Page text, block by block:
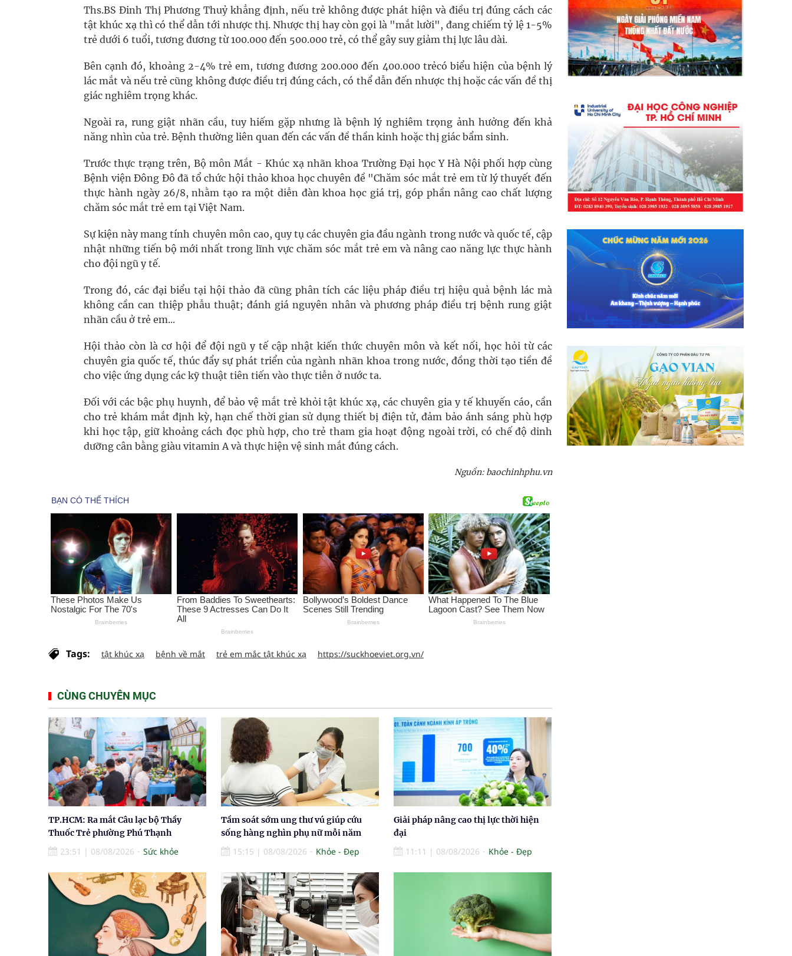
Ths.BS Đinh Thị Phương Thuỷ khẳng định, nếu trẻ không được phát hiện và điều trị đúng cách các
tật khúc xạ thì có thể dẫn tới nhược thị. Nhược thị hay còn gọi là "mắt lười", đang chiếm tỷ lệ 1-5%
trẻ dưới 6 tuổi, tương đương từ 100.000 đến 500.000 trẻ, có thể gây suy giảm thị lực lâu dài.
Bên cạnh đó, khoảng 2-4% trẻ em, tương đương 200.000 đến 400.000 trẻcó biểu hiện của bệnh lý
lác mắt và nếu trẻ cũng không được điều trị đúng cách, có thể dẫn đến nhược thị hoặc các vấn đề thị
giác nghiêm trọng khác.
Ngoài ra, rung giật nhãn cầu, tuy hiếm gặp nhưng là bệnh lý nghiêm trọng ảnh hưởng đến khả
năng nhìn của trẻ. Bệnh thường liên quan đến các vấn đề thần kinh hoặc thị giác bẩm sinh.
Trước thực trạng trên, Bộ môn Mắt - Khúc xạ nhãn khoa Trường Đại học Y Hà Nội phối hợp cùng
Bệnh viện Đông Đô đã tổ chức hội thảo khoa học chuyên đề "Chăm sóc mắt trẻ em từ lý thuyết đến
thực hành ngày 26/8, nhằm tạo ra một diễn đàn khoa học giá trị, góp phần nâng cao chất lượng
chăm sóc mắt trẻ em tại Việt Nam.
Sự kiện này mang tính chuyên môn cao, quy tụ các chuyên gia đầu ngành trong nước và quốc tế, cập
nhật những tiến bộ mới nhất trong lĩnh vực chăm sóc mắt trẻ em và nâng cao năng lực thực hành
cho đội ngũ y tế.
Trong đó, các đại biểu tại hội thảo đã cũng phân tích các liệu pháp điều trị hiệu quả bệnh lác mà
không cần can thiệp phẫu thuật; đánh giá nguyên nhân và phương pháp điều trị bệnh rung giật
nhãn cầu ở trẻ em...
Hội thảo còn là cơ hội để đội ngũ y tế cập nhật kiến thức chuyên môn và kết nối, học hỏi từ các
chuyên gia quốc tế, thúc đẩy sự phát triển của ngành nhãn khoa trong nước, đồng thời tạo tiền đề
cho việc ứng dụng các kỹ thuật tiên tiến vào thực tiễn ở nước ta.
Đối với các bậc phụ huynh, để bảo vệ mắt trẻ khỏi tật khúc xạ, các chuyên gia y tế khuyến cáo, cần
cho trẻ khám mắt định kỳ, hạn chế thời gian sử dụng thiết bị điện tử, đảm bảo ánh sáng phù hợp
khi học tập, giữ khoảng cách đọc phù hợp, cho trẻ tham gia hoạt động ngoài trời, có chế độ dinh
dưỡng cân bằng giàu vitamin A và thực hiện vệ sinh mắt đúng cách.
Nguồn: baochinhphu.vn
Tags: tật khúc xạ bệnh về mắt trẻ em mắc tật khúc xạ https://suckhoeviet.org.vn/
CÙNG CHUYÊN MỤC
TP.HCM: Ra mắt Câu lạc bộ Thầy
Thuốc Trẻ phường Phú Thạnh
23:51 | 08/08/2026 Sức khỏe
Tầm soát sớm ung thư vú giúp cứu
sống hàng nghìn phụ nữ mỗi năm
15:15 | 08/08/2026 Khỏe - Đẹp
Giải pháp nâng cao thị lực thời hiện
đại
11:11 | 08/08/2026 Khỏe - Đẹp